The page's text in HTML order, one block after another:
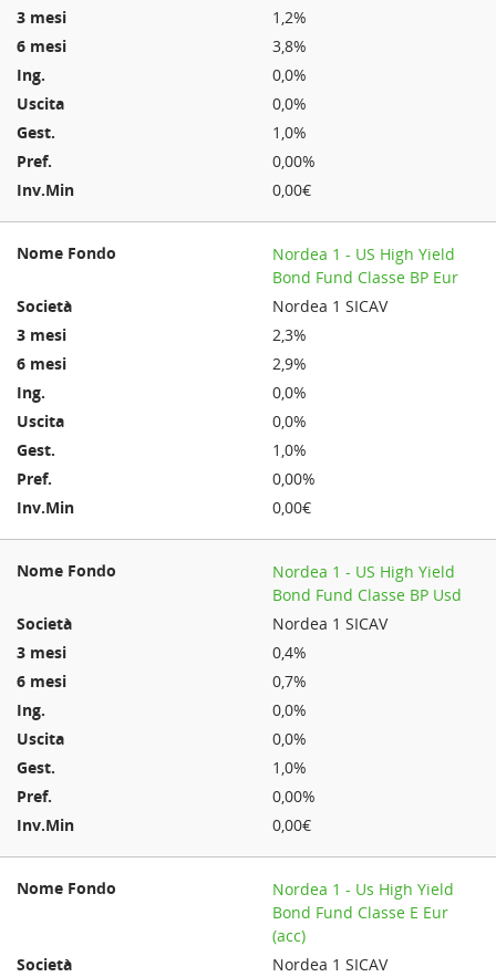
1,2%
3,8%
0,0%
0,0%
1,0%
0,00%
0,00€
Nordea 1 - US High Yield
Bond Fund Classe BP Eur
Nordea 1 SICAV
2,3%
2,9%
0,0%
0,0%
1,0%
0,00%
0,00€
Nordea 1 - US High Yield
Bond Fund Classe BP Usd
Nordea 1 SICAV
0,4%
0,7%
0,0%
0,0%
1,0%
0,00%
0,00€
Nordea 1 - Us High Yield
Bond Fund Classe E Eur
(acc)
Nordea 1 SICAV